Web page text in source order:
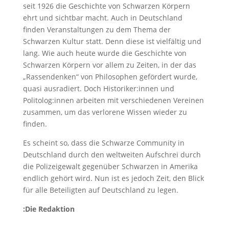
seit 1926 die Geschichte von Schwarzen Körpern
ehrt und sichtbar macht. Auch in Deutschland
finden Veranstaltungen zu dem Thema der
Schwarzen Kultur statt. Denn diese ist vielfältig und
lang. Wie auch heute wurde die Geschichte von
Schwarzen Körpern vor allem zu Zeiten, in der das
„Rassendenken“ von Philosophen gefördert wurde,
quasi ausradiert. Doch Historiker:innen und
Politolog:innen arbeiten mit verschiedenen Vereinen
zusammen, um das verlorene Wissen wieder zu
finden.
Es scheint so, dass die Schwarze Community in
Deutschland durch den weltweiten Aufschrei durch
die Polizeigewalt gegenüber Schwarzen in Amerika
endlich gehört wird. Nun ist es jedoch Zeit, den Blick
für alle Beteiligten auf Deutschland zu legen.
:Die Redaktion